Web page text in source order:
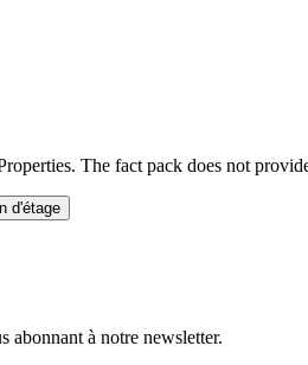
The fact pack does not
d'étage
abonnant à notre newsletter.